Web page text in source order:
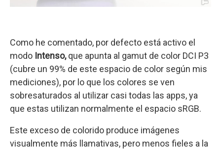
Como he comentado, por defecto está activo el
modo Intenso,que apunta al gamut de color DCI P3
(cubre un 99% de este espacio de color según mis
mediciones), por lo que los colores se ven
sobresaturados al utilizar casi todas las apps, ya
que estas utilizan normalmente el espacio sRGB.
Este exceso de colorido produce imágenes
visualmente más llamativas, pero menos fieles a la